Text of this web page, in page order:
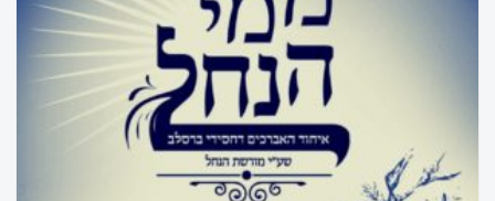
הכירו את האינדקס החדש והמקיף של בתי כנסת ברסלב
בארץ ובעולם! מצאו זמני תפילות, שיעורי תורה, כתובות
ודרכי הגעה בלחיצת כפתור.
לכניסה לאינדקס ➔